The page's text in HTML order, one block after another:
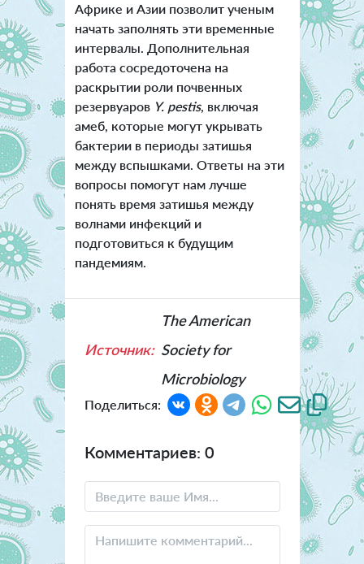
Африке и Азии позволит ученым
начать заполнять эти временные
интервалы. Дополнительная
работа сосредоточена на
раскрытии роли почвенных
резервуаров Y. pestis, включая
амеб, которые могут укрывать
бактерии в периоды затишья
между вспышками. Ответы на эти
вопросы помогут нам лучше
понять время затишья между
волнами инфекций и
подготовиться к будущим
пандемиям.
Источник:
The American
Society for
Microbiology
Поделиться:
Комментариев: 0